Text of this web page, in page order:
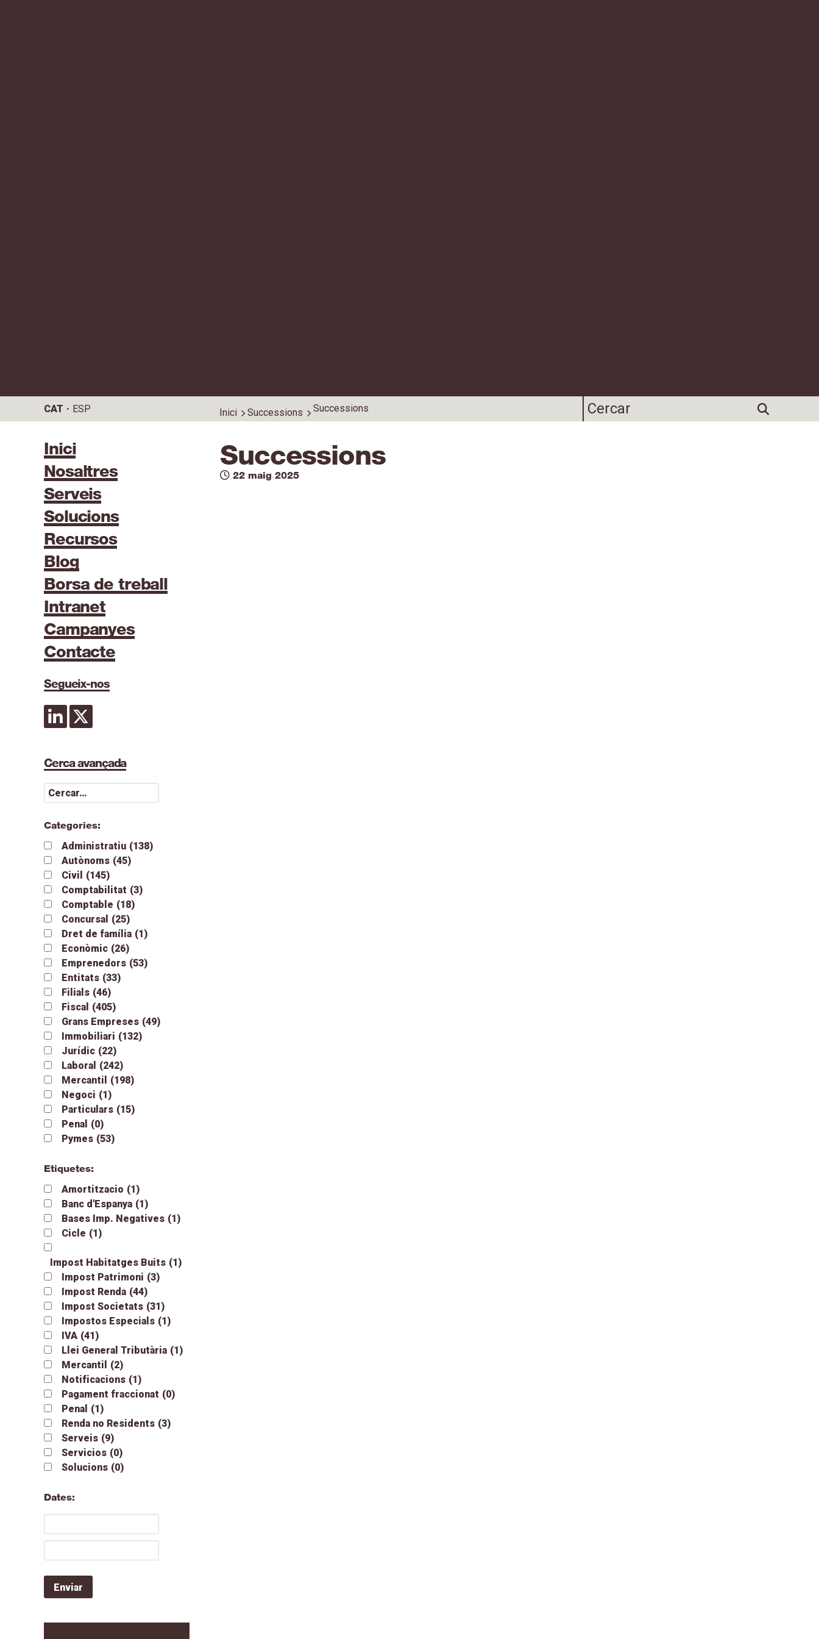
CAT ESP Inici Successions Successions
Inici
Nosaltres
Serveis
Solucions
Recursos
Blog
Borsa de treball
Intranet
Campanyes
Contacte
Segueix-nos
Cerca avançada
Categories:
Administratiu (138)
Autònoms (45)
Civil
(145)
Comptabilitat (3)
Comptable (18)
Concursal (25)
Dret de família (1)
Econòmic (26)
Emprenedors (53)
Entitats (33)
Filials (46)
Fiscal (405)
Grans Empreses (49)
Immobiliari (132)
Jurídic (22)
Laboral (242)
Mercantil
(198)
Negoci (1)
Particulars (15)
Penal (0)
Pymes (53)
Etiquetes:
Amortitzacio (1)
Banc d'Espanya (1)
Bases Imp. Negatives (1)
Cicle (1)
Impost Habitatges Buits (1)
Impost Patrimoni (3)
Impost Renda (44)
Impost Societats (31)
Impostos Especials (1)
IVA (41)
Llei General Tributària (1)
Mercantil
(2)
Notificacions (1)
Pagament fraccionat (0)
Penal (1)
Renda no Residents (3)
Serveis (9)
Servicios (0)
Solucions (0)
Dates:
Successions
22 maig 2025